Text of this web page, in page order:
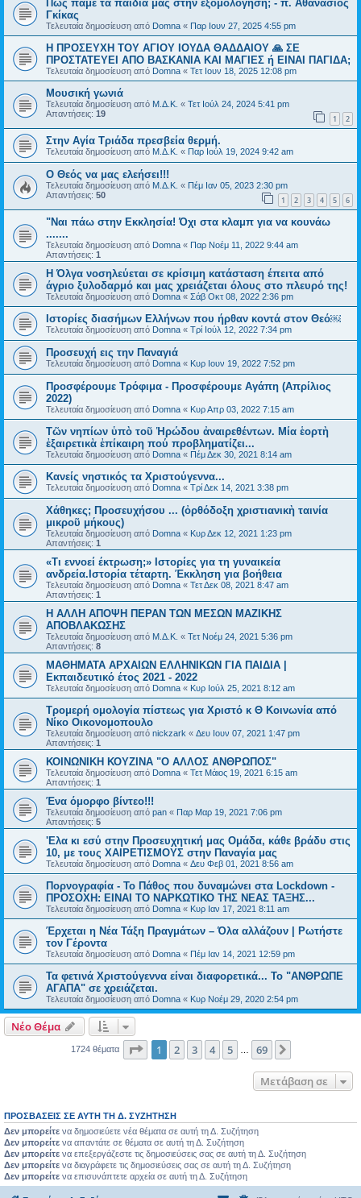
Πώς πάμε τα παιδιά μας στην εξομολόγηση; - π. Αθανάσιος
Γκίκας
Τελευταία δημοσίευση από Domna « Παρ Ιουν 27, 2025 4:55 pm
Η ΠΡΟΣΕΥΧΗ ΤΟΥ ΑΓΙΟΥ ΙΟΥΔΑ ΘΑΔΔΑΙΟΥ 🙏 ΣΕ
ΠΡΟΣΤΑΤΕΥΕΙ ΑΠΟ ΒΑΣΚΑΝΙΑ ΚΑΙ ΜΑΓΙΕΣ ή ΕΙΝΑΙ ΠΑΓΙΔΑ;
Τελευταία δημοσίευση από Domna « Τετ Ιουν 18, 2025 12:08 pm
Μουσική γωνιά
Τελευταία δημοσίευση από Μ.Δ.Κ. « Τετ Ιούλ 24, 2024 5:41 pm
Απαντήσεις: 19 1 2
Στην Αγία Τριάδα πρεσβεία θερμή.
Τελευταία δημοσίευση από Μ.Δ.Κ. « Παρ Ιούλ 19, 2024 9:42 am
Ο Θεός να μας ελεήσει!!!
Τελευταία δημοσίευση από Μ.Δ.Κ. « Πέμ Ιαν 05, 2023 2:30 pm
Απαντήσεις: 50 1 2 3 4 5 6
"Ναι πάω στην Εκκλησία! Όχι στα κλαμπ για να κουνάω
.......
Τελευταία δημοσίευση από Domna « Παρ Νοέμ 11, 2022 9:44 am
Απαντήσεις: 1
H Όλγα νοσηλεύεται σε κρίσιμη κατάσταση έπειτα από
άγριο ξυλοδαρμό και μας χρειάζεται όλους στο πλευρό της!
Τελευταία δημοσίευση από Domna « Σάβ Οκτ 08, 2022 2:36 pm
Ιστορίες διασήμων Ελλήνων που ήρθαν κοντά στον Θεό￼
Τελευταία δημοσίευση από Domna « Τρί Ιούλ 12, 2022 7:34 pm
Προσευχή εις την Παναγιά
Τελευταία δημοσίευση από Domna « Κυρ Ιουν 19, 2022 7:52 pm
Προσφέρουμε Τρόφιμα - Προσφέρουμε Αγάπη (Απρίλιος
2022)
Τελευταία δημοσίευση από Domna « Κυρ Απρ 03, 2022 7:15 am
Τῶν νηπίων ὑπὸ τοῦ Ἡρώδου ἀναιρεθέντων. Μία ἑορτὴ
ἐξαιρετικὰ ἐπίκαιρη πού προβληματίζει...
Τελευταία δημοσίευση από Domna « Πέμ Δεκ 30, 2021 8:14 am
Kανείς νηστικός τα Χριστούγεννα...
Τελευταία δημοσίευση από Domna « Τρί Δεκ 14, 2021 3:38 pm
Χάθηκες; Προσευχήσου ... (ὀρθόδοξη χριστιανικὴ ταινία
μικροῦ μήκους)
Τελευταία δημοσίευση από Domna « Κυρ Δεκ 12, 2021 1:23 pm
Απαντήσεις: 1
«Τι εννοεί έκτρωση;» Ιστορίες για τη γυναικεία
ανδρεία.Ιστορία τέταρτη. Έκκληση για βοήθεια
Τελευταία δημοσίευση από Domna « Τετ Δεκ 08, 2021 8:47 am
Απαντήσεις: 1
H ΑΛΛΗ ΑΠΟΨΗ ΠΕΡΑΝ ΤΩΝ ΜΕΣΩΝ ΜΑΖΙΚΗΣ
ΑΠΟΒΛΑΚΩΣΗΣ
Τελευταία δημοσίευση από Μ.Δ.Κ. « Τετ Νοέμ 24, 2021 5:36 pm
Απαντήσεις: 8
ΜΑΘΗΜΑΤΑ ΑΡΧΑΙΩΝ ΕΛΛΗΝΙΚΩΝ ΓΙΑ ΠΑΙΔΙΑ |
Εκπαιδευτικό έτος 2021 - 2022
Τελευταία δημοσίευση από Domna « Κυρ Ιούλ 25, 2021 8:12 am
Τρομερή ομολογία πίστεως για Χριστό κ Θ Κοινωνία από
Νίκο Οικονομοπουλο
Τελευταία δημοσίευση από nickzark « Δευ Ιουν 07, 2021 1:47 pm
Απαντήσεις: 1
ΚΟΙΝΩΝΙΚΗ ΚΟΥΖΙΝΑ "Ο ΑΛΛΟΣ ΑΝΘΡΩΠΟΣ"
Τελευταία δημοσίευση από Domna « Τετ Μάιος 19, 2021 6:15 am
Απαντήσεις: 1
Ένα όμορφο βίντεο!!!
Τελευταία δημοσίευση από pan « Παρ Μαρ 19, 2021 7:06 pm
Απαντήσεις: 5
'Ελα κι εσύ στην Προσευχητική μας Ομάδα, κάθε βράδυ στις
10, με τους ΧΑΙΡΕΤΙΣΜΟΥΣ στην Παναγία μας
Τελευταία δημοσίευση από Domna « Δευ Φεβ 01, 2021 8:56 am
Πορνογραφία - Το Πάθος που δυναμώνει στα Lockdown -
ΠΡΟΣΟΧΗ: ΕΙΝΑΙ ΤΟ ΝΑΡΚΩΤΙΚΟ ΤΗΣ ΝΕΑΣ ΤΑΞΗΣ...
Τελευταία δημοσίευση από Domna « Κυρ Ιαν 17, 2021 8:11 am
Έρχεται η Νέα Τάξη Πραγμάτων – Όλα αλλάζουν | Ρωτήστε
τον Γέροντα
Τελευταία δημοσίευση από Domna « Πέμ Ιαν 14, 2021 12:59 pm
Τα φετινά Χριστούγεννα είναι διαφορετικά... To "ΑΝΘΡΩΠΕ
ΑΓΑΠΑ" σε χρειάζεται.
Τελευταία δημοσίευση από Domna « Κυρ Νοέμ 29, 2020 2:54 pm
Νέο Θέμα
1724 θέματα Σελίδα από69
1 2 3 4 5 69
Μετάβαση σε
ΠΡΟΣΒΆΣΕΙΣ ΣΕ ΑΥΤΉ ΤΗ Δ. ΣΥΖΉΤΗΣΗ
Δεν μπορείτε να δημοσιεύετε νέα θέματα σε αυτή τη Δ. Συζήτηση
Δεν μπορείτε να απαντάτε σε θέματα σε αυτή τη Δ. Συζήτηση
Δεν μπορείτε να επεξεργάζεστε τις δημοσιεύσεις σας σε αυτή τη Δ. Συζήτηση
Δεν μπορείτε να διαγράφετε τις δημοσιεύσεις σας σε αυτή τη Δ. Συζήτηση
Δεν μπορείτε να επισυνάπτετε αρχεία σε αυτή τη Δ. Συζήτηση